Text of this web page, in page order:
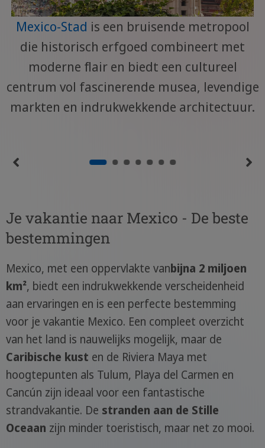
Mexico-Stad is een bruisende metropool
die historisch erfgoed combineert met
moderne flair en biedt een cultureel
centrum vol fascinerende musea, levendige
markten en indrukwekkende architectuur.
Je vakantie naar Mexico - De beste
bestemmingen
Mexico, met een oppervlakte vanbijna 2 miljoen
km², biedt een indrukwekkende verscheidenheid
aan ervaringen en is een perfecte bestemming
voor je vakantie Mexico. Een compleet overzicht
van het land is nauwelijks mogelijk, maar de
Caribische kust en de Riviera Maya met
hoogtepunten als Tulum, Playa del Carmen en
Cancún zijn ideaal voor een fantastische
strandvakantie. De stranden aan de Stille
Oceaan zijn minder toeristisch, maar net zo mooi.